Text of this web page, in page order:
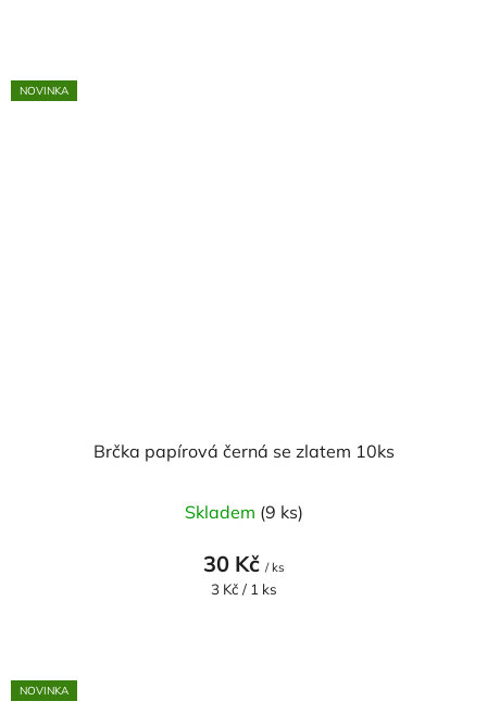
NOVINKA
Brčka papírová černá se zlatem 10ks
Skladem (9 ks)
30 Kč / ks
Měrná
3 Kč / 1 ks
NOVINKA